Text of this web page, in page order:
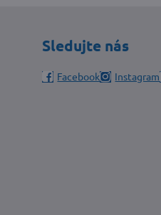
Sledujte nás
Facebook Instagram